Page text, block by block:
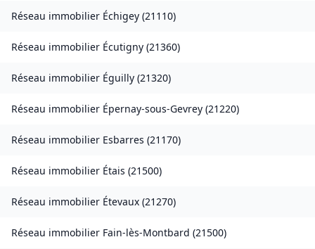
Réseau immobilier Échigey (21110)
Réseau immobilier Écutigny (21360)
Réseau immobilier Éguilly (21320)
Réseau immobilier Épernay-sous-Gevrey (21220)
Réseau immobilier Esbarres (21170)
Réseau immobilier Étais (21500)
Réseau immobilier Étevaux (21270)
Réseau immobilier Fain-lès-Montbard (21500)